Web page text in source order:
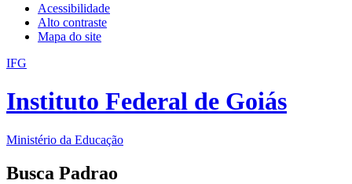
Acessibilidade
Alto contraste
Mapa do site
IFG
Instituto Federal de Goiás
Ministério da Educação
Busca Padrao